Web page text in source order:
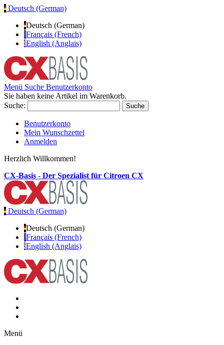
Deutsch (German)
Deutsch (German)
Français (French)
English (Anglais)
Menü Suche Benutzerkonto
Sie haben keine Artikel im Warenkorb.
Suche:
Suche
Benutzerkonto
Mein Wunschzettel
Anmelden
Herzlich Willkommen!
CX-Basis - Der Spezialist für Citroen CX
Deutsch (German)
Deutsch (German)
Français (French)
English (Anglais)
Menü